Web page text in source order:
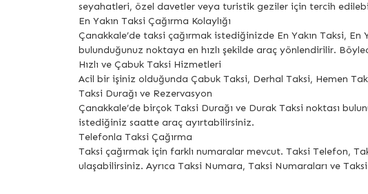
seyahatleri, özel davetler veya turistik geziler için tercih
En Yakın Taksi Çağırma Kolaylığı
Çanakkale’de taksi çağırmak istediğinizde En Yakın Taksi, En
bulunduğunuz noktaya en hızlı şekilde araç yönlendirilir.
Hızlı ve Çabuk Taksi Hizmetleri
Acil bir işiniz olduğunda Çabuk Taksi, Derhal Taksi, Hemen
Taksi Durağı ve Rezervasyon
Çanakkale’de birçok Taksi Durağı ve Durak Taksi noktası
istediğiniz saatte araç ayırtabilirsiniz.
Telefonla Taksi Çağırma
Taksi çağırmak için farklı numaralar mevcut. Taksi Telefon,
ulaşabilirsiniz. Ayrıca Taksi Numara, Taksi Numaraları ve